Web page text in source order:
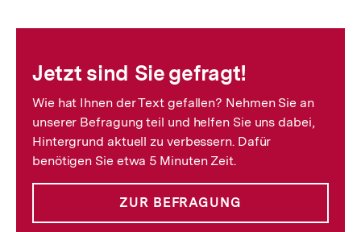
Jetzt sind Sie gefragt!
Wie hat Ihnen der Text gefallen? Nehmen Sie an
unserer Befragung teil und helfen Sie uns dabei,
Hintergrund aktuell zu verbessern. Dafür
benötigen Sie etwa 5 Minuten Zeit.
ZUR BEFRAGUNG